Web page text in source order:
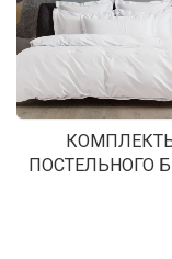
ПОСТЕЛЬНОГО